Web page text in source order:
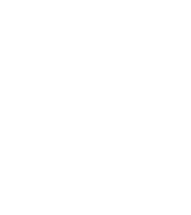
humides. . . dimanche 23 novembre